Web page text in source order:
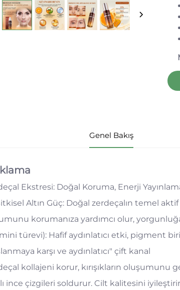
Genel Bakış
Ekstresi: Doğal Koruma, Enerji
Altın Güç: Doğal zerdeçalın temel
korumanıza yardımcı olur,
türevi): Hafif aydınlatıcı etki, pigment
karşı ve aydınlatıcı" çift kanal
kollajeni korur, kırışıkların
ince çizgileri soldurur. Cilt kalitesini iyileştirir